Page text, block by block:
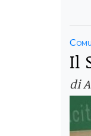
Il
di